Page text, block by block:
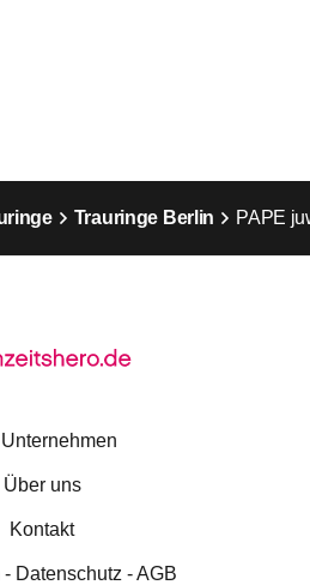
Trauringe Berlin PAPE
Über uns
Kontakt
- Datenschutz - AGB